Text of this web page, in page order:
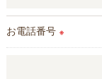
お電話番号 ※